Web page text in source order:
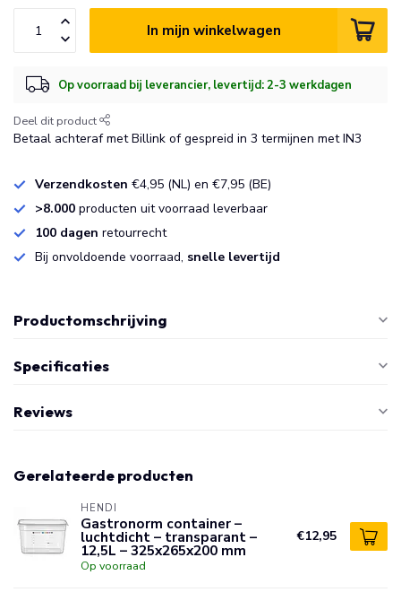
In mijn winkelwagen
Op voorraad bij leverancier, levertijd: 2-3 werkdagen
Deel dit product
Betaal achteraf met Billink of gespreid in 3 termijnen met IN3
Verzendkosten €4,95 (NL) en €7,95 (BE)
>8.000 producten uit voorraad leverbaar
100 dagen retourrecht
Bij onvoldoende voorraad, snelle levertijd
Productomschrijving
Specificaties
Reviews
Gerelateerde producten
HENDI
Gastronorm container –
luchtdicht – transparant –
12,5L – 325x265x200 mm
Op voorraad
€12,95